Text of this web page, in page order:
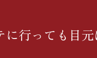
行っても目